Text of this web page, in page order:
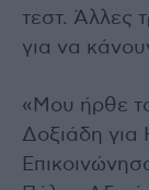
τεστ. Άλλες
για να
«Μου ήρθε
Δοξιάδη για